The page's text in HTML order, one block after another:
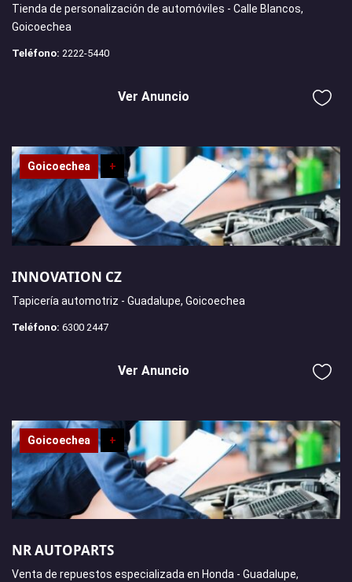
Tienda de personalización de automóviles - Calle Blancos,
Goicoechea
Teléfono: 2222-5440
Ver Anuncio
Goicoechea +
INNOVATION CZ
Tapicería automotriz - Guadalupe, Goicoechea
Teléfono: 6300 2447
Ver Anuncio
Goicoechea +
NR AUTOPARTS
Venta de repuestos especializada en Honda - Guadalupe,